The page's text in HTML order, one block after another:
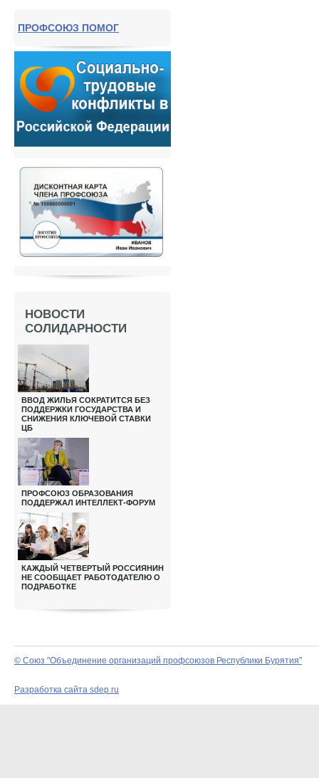
ПРОФСОЮЗ ПОМОГ
НОВОСТИ
СОЛИДАРНОСТИ
ВВОД ЖИЛЬЯ СОКРАТИТСЯ БЕЗ
ПОДДЕРЖКИ ГОСУДАРСТВА И
СНИЖЕНИЯ КЛЮЧЕВОЙ СТАВКИ
ЦБ
ПРОФСОЮЗ ОБРАЗОВАНИЯ
ПОДДЕРЖАЛ ИНТЕЛЛЕКТ-ФОРУМ
КАЖДЫЙ ЧЕТВЕРТЫЙ РОССИЯНИН
НЕ СООБЩАЕТ РАБОТОДАТЕЛЮ О
ПОДРАБОТКЕ
© Союз "Объединение организаций профсоюзов Республики Бурятия"
Разработка сайта sdep.ru